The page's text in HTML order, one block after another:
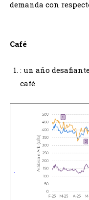
demanda con
Café
: un año
café